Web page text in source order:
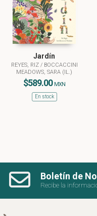
Jardín
REYES, RIZ / BOCCACCINI
MEADOWS, SARA (IL.)
$589.00 MXN
En stock
Boletín de
Recibe la